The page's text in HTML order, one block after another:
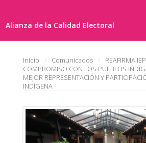
Alianza de la Calidad Electoral
Inicio Comunicados
REAFIRMA
COMPROMISO CON LOS PUEBLOS
MEJOR REPRESENTACIÓN Y
INDÍGENA